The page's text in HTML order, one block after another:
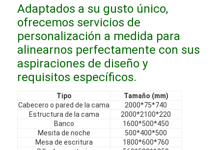
Control de Calidad
Contáctenos
Noticias
Casos
Las preguntas
Ahora Charle
Adaptados a su gusto único,
ofrecemos servicios de
personalización a medida para
alinearnos perfectamente con sus
aspiraciones de diseño y
requisitos específicos.
Tipo
Tamaño (mm)
Cabecero o pared de la cama
2000*75*740
Estructura de la cama
2000*2100*220
Banco
1600*500*450
Mesita de noche
500*400*500
Mesa de escritura
1800*600*760